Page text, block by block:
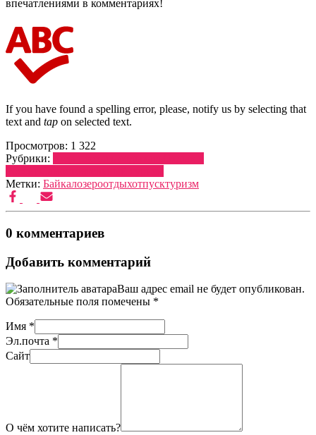
впечатлениями в комментариях!
If you have found a spelling error, please, notify us by selecting that
text and tap on selected text.
Просмотров: 1 322
Рубрики:
Метки: Байкалозероотдыхотпусктуризм
0 комментариев
Добавить комментарий
Ваш адрес email не будет опубликован.
Обязательные поля помечены *
Имя *
Эл.почта *
Сайт
О чём хотите написать?